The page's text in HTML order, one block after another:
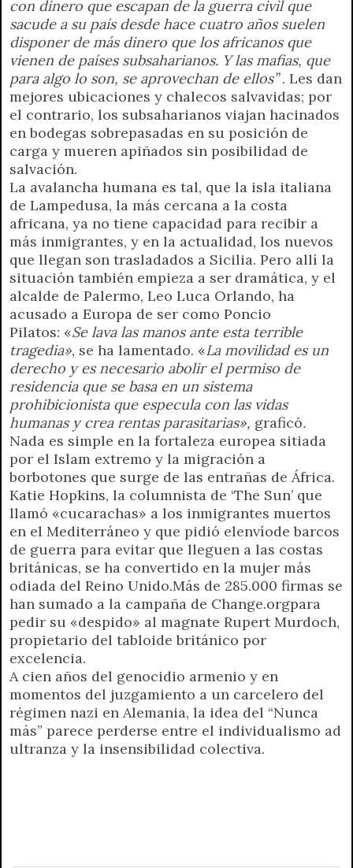
con dinero que escapan de la guerra civil que
sacude a su país desde hace cuatro años suelen
disponer de más dinero que los africanos que
vienen de países subsaharianos. Y las mafias, que
para algo lo son, se aprovechan de ellos”. Les dan
mejores ubicaciones y chalecos salvavidas; por
el contrario, los subsaharianos viajan hacinados
en bodegas sobrepasadas en su posición de
carga y mueren apiñados sin posibilidad de
salvación.
La avalancha humana es tal, que la isla italiana
de Lampedusa, la más cercana a la costa
africana, ya no tiene capacidad para recibir a
más inmigrantes, y en la actualidad, los nuevos
que llegan son trasladados a Sicilia. Pero allí la
situación también empieza a ser dramática, y el
alcalde de Palermo, Leo Luca Orlando, ha
acusado a Europa de ser como Poncio
Pilatos: «Se lava las manos ante esta terrible
tragedia», se ha lamentado. «La movilidad es un
derecho y es necesario abolir el permiso de
residencia que se basa en un sistema
prohibicionista que especula con las vidas
humanas y crea rentas parasitarias», graficó.
Nada es simple en la fortaleza europea sitiada
por el Islam extremo y la migración a
borbotones que surge de las entrañas de África.
Katie Hopkins, la columnista de ‘The Sun’ que
llamó «cucarachas» a los inmigrantes muertos
en el Mediterráneo y que pidió elenvíode barcos
de guerra para evitar que lleguen a las costas
británicas, se ha convertido en la mujer más
odiada del Reino Unido.Más de 285.000 firmas se
han sumado a la campaña de Change.orgpara
pedir su «despido» al magnate Rupert Murdoch,
propietario del tabloide británico por
excelencia.
A cien años del genocidio armenio y en
momentos del juzgamiento a un carcelero del
régimen nazi en Alemania, la idea del “Nunca
más” parece perderse entre el individualismo ad
ultranza y la insensibilidad colectiva.